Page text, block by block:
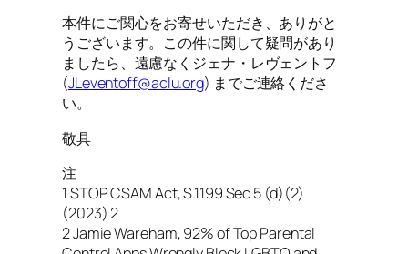
本件にご関心をお寄せいただき、ありがと
うございます。この件に関して疑問があり
ましたら、遠慮なくジェナ・レヴェントフ
(JLeventoff@aclu.org) までご連絡くださ
い。
敬具
注
1 STOP CSAM Act, S.1199 Sec 5 (d)(2)
(2023) 2
2 Jamie Wareham, 92% of Top Parental